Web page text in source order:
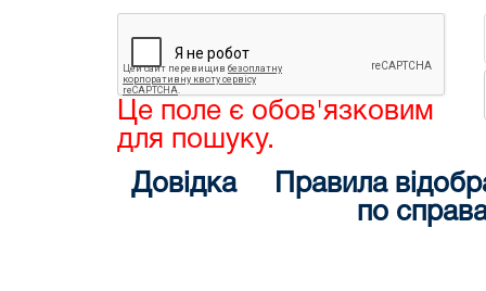
Це поле є обов'язковим
для пошуку.
Довідка
Правила
по